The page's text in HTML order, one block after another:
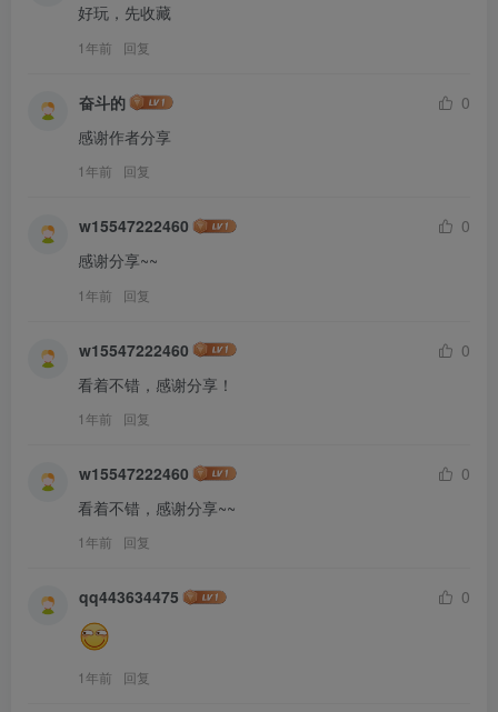
好玩，先收藏
1年前 回复
奋斗的
0
感谢作者分享
1年前 回复
w15547222460
0
感谢分享~~
1年前 回复
w15547222460
0
看着不错，感谢分享！
1年前 回复
w15547222460
0
看着不错，感谢分享~~
1年前 回复
qq443634475 0
1年前 回复